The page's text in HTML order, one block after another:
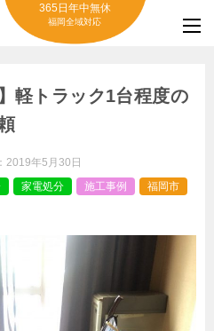
365日年中無休
福岡全域対応
軽トラック1台程度の
2019年5月30日
家電処分 施工事例 福岡市